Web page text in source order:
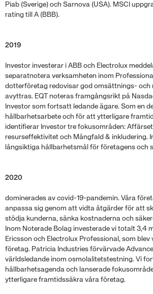
Piab (Sverige) och Sarnova (USA). MSCI
rating till A (BBB).
2019
Investor investerar i ABB och Electrolux
separatnotera verksamheten inom
dotterföretag redovisar god omsättnings- och
avyttras. EQT noteras framgångsrikt på
Investor som fortsatt ledande ägare. Som en
hållbarhetsarbete och för att ytterligare
identifierar Investor tre fokusområden:
resurseffektivitet och Mångfald & inkludering.
långsiktiga hållbarhetsmål för företagens och
2020
dominerades av covid-19-pandemin. Våra
anpassa sig genom att vidta åtgärder för att
stödja kunderna, sänka kostnaderna och
Inom Noterade Bolag investerade vi totalt 3,4
Ericsson och Electrolux Professional, som blev
företag. Patricia Industries förvärvade
världsledande inom osmolalitetstestning. Vi
hållbarhetsagenda och lanserade
ytterligare framtidssäkra våra företag.